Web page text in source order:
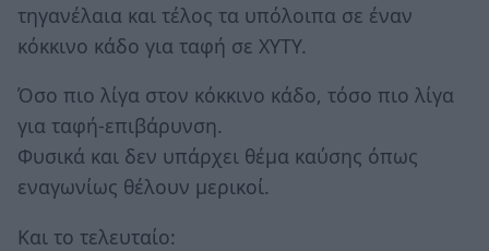
τηγανέλαια και τέλος τα υπόλοιπα σε έναν
κόκκινο κάδο για ταφή σε ΧΥΤΥ.
Όσο πιο λίγα στον κόκκινο κάδο, τόσο πιο λίγα
για ταφή-επιβάρυνση.
Φυσικά και δεν υπάρχει θέμα καύσης όπως
εναγωνίως θέλουν μερικοί.
Και το τελευταίο: